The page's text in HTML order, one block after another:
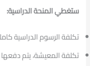
ستغطي المنحة الدراسية:
تكلفة الرسوم الدراسية
تكلفة المعيشة، يتم دفعها على 4 مرات